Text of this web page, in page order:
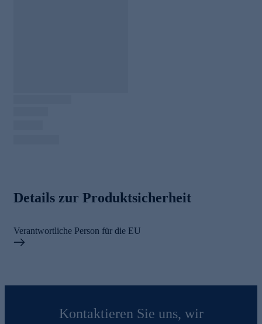
Details zur Produktsicherheit
Verantwortliche Person für die EU
Kontaktieren Sie uns, wir